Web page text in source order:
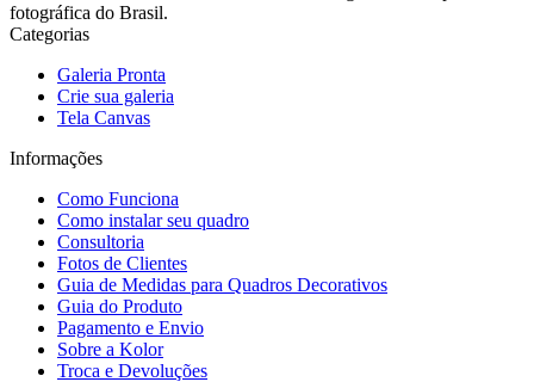
fotográfica do Brasil.
Categorias
Galeria Pronta
Crie sua galeria
Tela Canvas
Informações
Como Funciona
Como instalar seu quadro
Consultoria
Fotos de Clientes
Guia de Medidas para Quadros Decorativos
Guia do Produto
Pagamento e Envio
Sobre a Kolor
Troca e Devoluções